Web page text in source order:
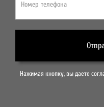
Номер телефона
Нажимая кнопку, вы даете